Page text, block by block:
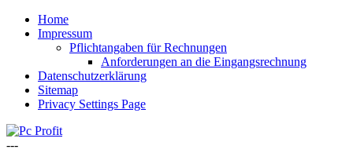
Home
Impressum
Pflichtangaben für Rechnungen
Anforderungen an die Eingangsrechnung
Datenschutzerklärung
Sitemap
Privacy Settings Page
---